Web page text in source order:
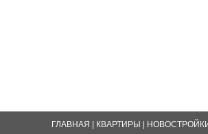
ГЛАВНАЯ КВАРТИРЫ